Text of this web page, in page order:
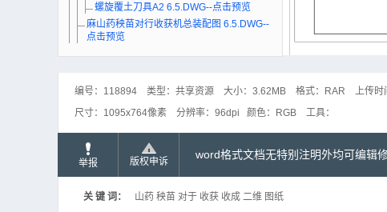
螺旋覆土刀具A2 6.5.DWG--点击预览
麻山药秧苗对行收获机总装配图 6.5.DWG--
点击预览
编号： 118894 类型： 共享资源 大小： 3.62MB 格式： RAR 上传时
尺寸： 1095x764像素 分辨率： 96dpi 颜色： RGB 工具：
举报 版权申诉
word格式文档无特别注明外均可编辑
关 键 词： 山药 秧苗 对于 收获 收成 二维 图纸